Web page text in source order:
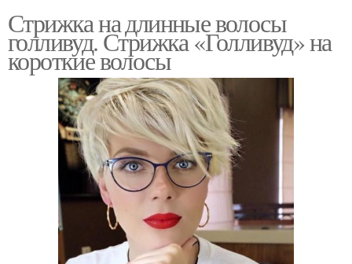
Стрижка на длинные волосы
голливуд. Стрижка «Голливуд» на
короткие волосы